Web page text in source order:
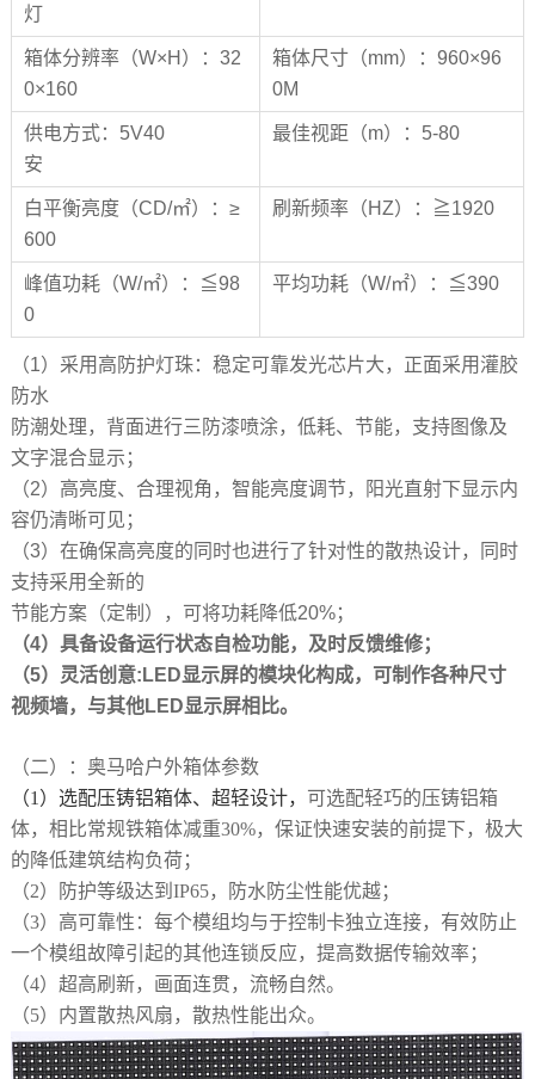
灯
箱体分辨率（W×H）：32
0×160
箱体尺寸（mm）：960×96
0M
供电方式：5V40
安
最佳视距（m）：5-80
白平衡亮度（CD/㎡）：≥
600
刷新频率（HZ）：≧1920
峰值功耗（W/㎡）：≦98
0
平均功耗（W/㎡）：≦390
（1）采用高防护灯珠：稳定可靠发光芯片大，正面采用灌胶
防水
防潮处理，背面进行三防漆喷涂，低耗、节能，支持图像及
文字混合显示；
（2）高亮度、合理视角，智能亮度调节，阳光直射下显示内
容仍清晰可见；
（3）在确保高亮度的同时也进行了针对性的散热设计，同时
支持采用全新的
节能方案（定制），可将功耗降低20%；
（4）具备设备运行状态自检功能，及时反馈维修；
（5）灵活创意:LED显示屏的模块化构成，可制作各种尺寸
视频墙，与其他LED显示屏相比。
（二） ： 奥马哈户外箱体参数
（1） 选配压铸铝箱体、超轻设计， 可选配轻巧的压铸铝箱
体，相比常规铁箱体减重30%，保证快速安装的前提下，极大
的降低建筑结构负荷；
（2）
防护等级达到 IP65，防水防尘性能优越；
（3） 高可靠性：每个模组均与于控制卡独立连接，有效防止
一个模组故障引起的其他连锁反应，提高数据传输效率；
（4） 超高刷新，画面连贯，流畅自然。
（5） 内置散热风扇，散热性能出众。